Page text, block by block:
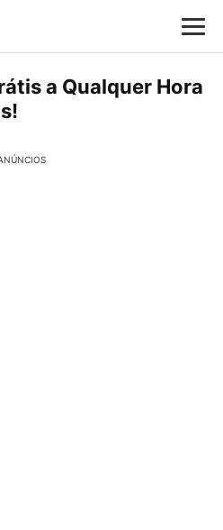
a Qualquer Hora